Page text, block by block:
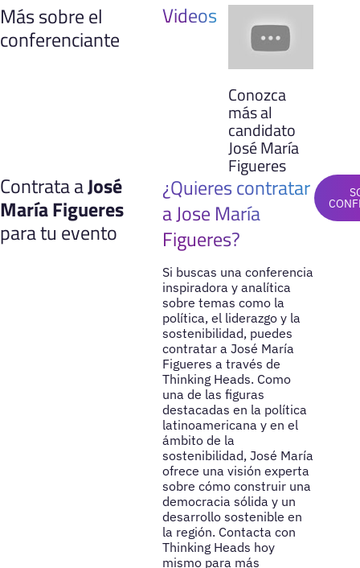
Más sobre el
conferenciante
Videos
Conozca
más al
candidato
José María
Figueres
Contrata aJosé
María Figueres
para tu evento
¿Quieres contratar
a Jose María
Figueres?
Si buscas una conferencia
inspiradora y analítica
sobre temas como la
política, el liderazgo y la
sostenibilidad, puedes
contratar a José María
Figueres a través de
Thinking Heads. Como
una de las figuras
destacadas en la política
latinoamericana y en el
ámbito de la
sostenibilidad, José María
ofrece una visión experta
sobre cómo construir una
democracia sólida y un
desarrollo sostenible en
la región. Contacta con
Thinking Heads hoy
mismo para más